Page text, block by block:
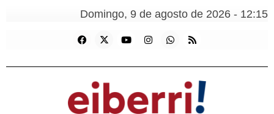
Domingo, 9 de agosto de 2026 - 12:15